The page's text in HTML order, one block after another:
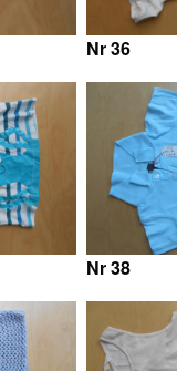
Nr 36
Nr 38